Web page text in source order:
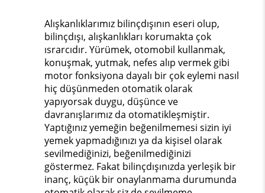
Alışkanlıklarımız bilinçdışının eseri olup,
bilinçdışı, alışkanlıkları korumakta çok
ısrarcıdır. Yürümek, otomobil kullanmak,
konuşmak, yutmak, nefes alıp vermek gibi
motor fonksiyona dayalı bir çok eylemi nasıl
hiç düşünmeden otomatik olarak
yapıyorsak duygu, düşünce ve
davranışlarımız da otomatikleşmiştir.
Yaptığınız yemeğin beğenilmemesi sizin iyi
yemek yapmadığınızı ya da kişisel olarak
sevilmediğinizi, beğenilmediğinizi
göstermez. Fakat bilinçdışınızda yerleşik bir
inanç, küçük bir onaylanmama durumunda